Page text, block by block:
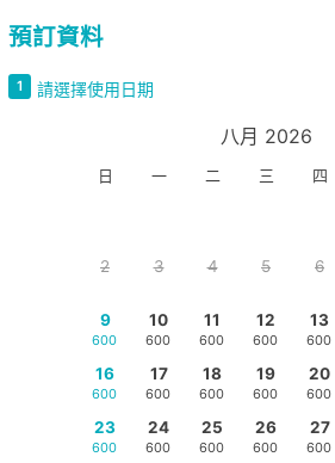
預訂資料
1 請選擇使用日期
八月 2026
日 一 二 三 四
2 3 4 5 6
9
600
10
600
11
600
12
600
13
600
16
600
17
600
18
600
19
600
20
600
23
600
24
600
25
600
26
600
27
600